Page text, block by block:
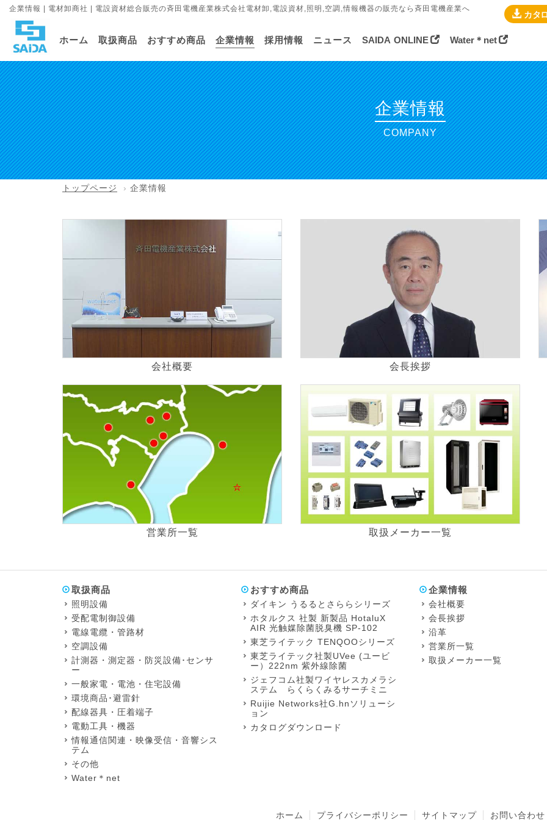
企業情報 | 電材卸商社 | 電設資材総合販売の斉田電機産業株式会社電材卸,電設資材,照明,空調,情報機器の販売なら斉田電機産業へ
ホーム 取扱商品 おすすめ商品 企業情報 採用情報 ニュース SAIDA ONLINE Water＊net
カタ
企業情報
COMPANY
トップページ 企業情報
会社概要 会長挨拶
営業所一覧 取扱メーカー一覧
取扱商品
照明設備
受配電制御設備
電線電纜・管路材
空調設備
計測器・測定器・防災設備･センサ
ー
一般家電・電池・住宅設備
環境商品･避雷針
配線器具・圧着端子
電動工具・機器
情報通信関連・映像受信・音響シス
テム
その他
Water＊net
おすすめ商品
ダイキン うるるとさららシリーズ
ホタルクス 社製 新製品 HotaluX
AIR 光触媒除菌脱臭機 SP-102
東芝ライテック TENQOOシリーズ
東芝ライテック社製UVee (ユービ
ー）222nm 紫外線除菌
ジェフコム社製ワイヤレスカメラシ
ステム らくらくみるサーチミニ
Ruijie Networks社G.hnソリューシ
ョン
カタログダウンロード
企業情報
会社概要
会長挨拶
沿革
営業所一覧
取扱メーカー一覧
ホーム プライバシーポリシー サイトマップ お問い合わせ